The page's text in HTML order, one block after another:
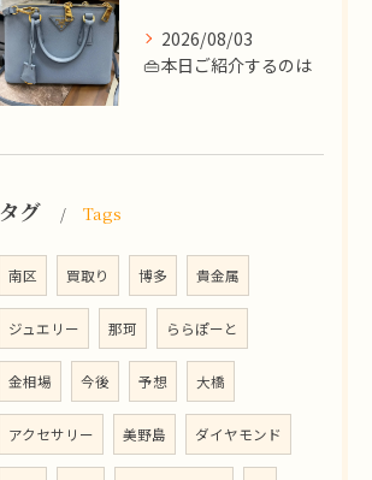
2026/08/03
👜本日ご紹介するのは
タグ Tags
南区 買取り 博多 貴金属
ジュエリー 那珂 ららぽーと
金相場 今後 予想 大橋
アクセサリー 美野島 ダイヤモンド